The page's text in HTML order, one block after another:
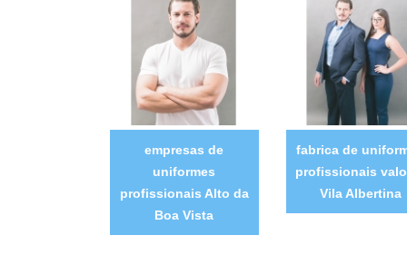
empresas de
uniformes
profissionais Alto da
Boa Vista
fabrica de
profissionais
Vila Albertina